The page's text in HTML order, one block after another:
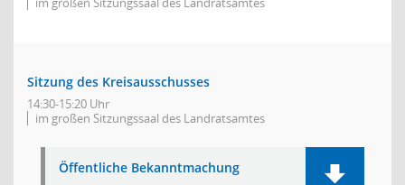
Sitzung des Kreisausschusses
14:30-15:20 Uhr
im großen Sitzungssaal des Landratsamtes
Öffentliche Bekanntmachung